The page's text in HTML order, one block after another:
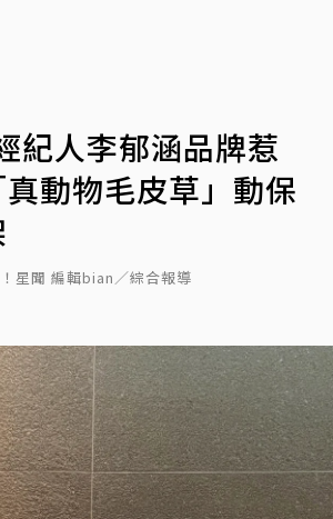
紀人李郁涵品牌惹
動物毛皮草」動保
星聞 編輯bian／綜合報導